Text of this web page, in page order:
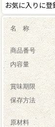
お気に入りに登
名 称
商品番号
内容量
賞味期限
保存方法
原材料